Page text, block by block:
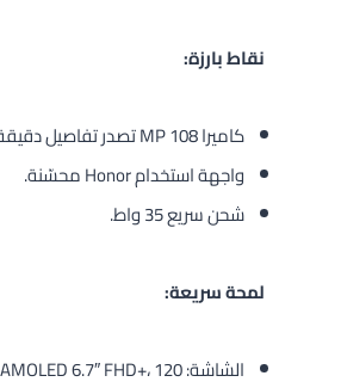
نقاط بارزة:
كاميرا 108 MP تصدر تفاصيل دقيقة.
واجهة استخدام Honor محسّنة.
شحن سريع 35 واط.
لمحة سريعة:
الشاشة: AMOLED 6.7″ FHD+، 120 هرتز، سطوع 3500 نت